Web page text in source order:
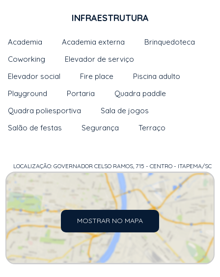
INFRAESTRUTURA
Academia Academia externa
Brinquedoteca
Coworking
Elevador de serviço
Elevador social
Fire place
Piscina adulto
Playground
Portaria
Quadra paddle
Quadra poliesportiva
Sala de jogos
Salão de festas
Segurança Terraço
LOCALIZAÇÃO: GOVERNADOR CELSO RAMOS, 715 - CENTRO - ITAPEMA/SC
MOSTRAR NO MAPA